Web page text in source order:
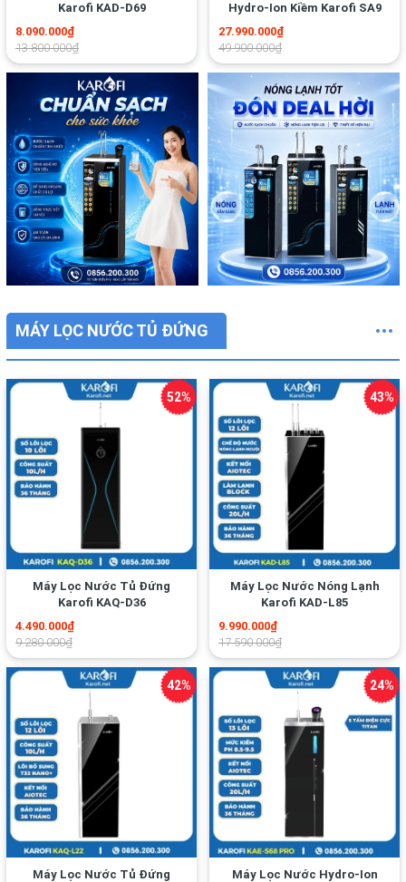
Karofi KAD-D69
8.090.000₫
13.800.000₫
Hydro-Ion Kiềm Karofi SA9
Premium
27.990.000₫
49.900.000₫
MÁY LỌC NƯỚC TỦ ĐỨNG
Máy Lọc Nước Tủ Đứng
Karofi KAQ-D36
4.490.000₫
9.280.000₫
Máy Lọc Nước Nóng Lạnh
Karofi KAD-L85
9.990.000₫
17.590.000₫
Máy Lọc Nước Tủ Đứng Máy Lọc Nước Hydro-Ion